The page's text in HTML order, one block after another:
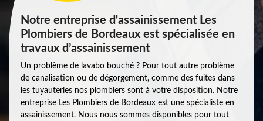
Notre entreprise d'assainissement Les
Plombiers de Bordeaux est spécialisée en
travaux d’assainissement
Un problème de lavabo bouché ? Pour tout autre problème
de canalisation ou de dégorgement, comme des fuites dans
les tuyauteries nos plombiers sont à votre disposition. Notre
entreprise Les Plombiers de Bordeaux est une spécialiste en
assainissement. Nous nous sommes disponibles pour tout